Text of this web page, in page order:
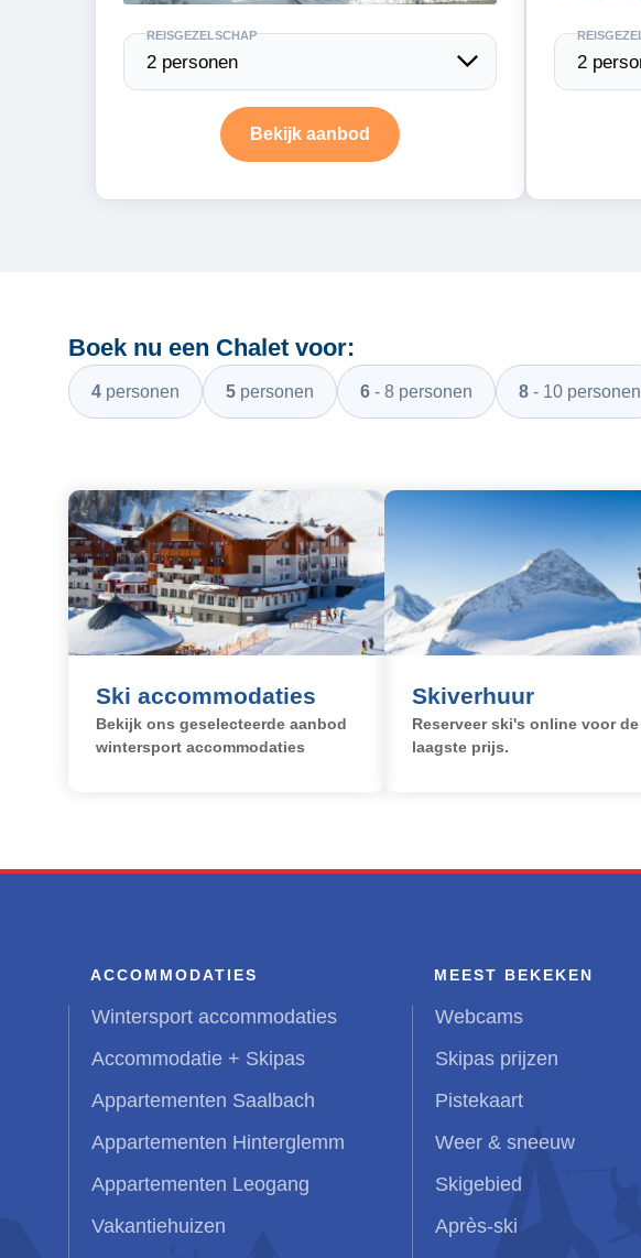
Boek nu een Chalet voor:
4 personen 5 personen 6 - 8 personen 8 - 10 personen
Ski accommodaties
Bekijk ons geselecteerde aanbod
wintersport accommodaties
Skiverhuur
Reserveer ski's online voor de
laagste prijs.
ACCOMMODATIES
Wintersport accommodaties
Accommodatie + Skipas
Appartementen Saalbach
Appartementen Hinterglemm
Appartementen Leogang
Vakantiehuizen
MEEST BEKEKEN
Webcams
Skipas prijzen
Pistekaart
Weer & sneeuw
Skigebied
Après-ski